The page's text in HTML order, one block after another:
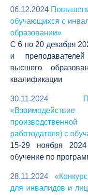
06.12.2024
обучающихся с
образовании»
C 6 по 20 декабря
и преподавателей
высшего
квалификации
30.11.2024
работодателя) с
15-29 ноября
обучение по
28.11.2024
для инвалидов и